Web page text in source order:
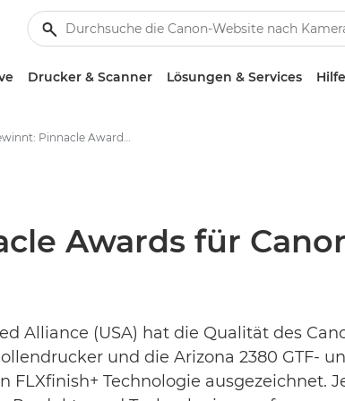
Drucker & Scanner Lösungen & Services
Vier gewinnt: Pinnacle Awards für Canon Large Format Graphics - Canon Presse Center
Awards für
Alliance (USA) hat die Qualität des
und die Arizona 2380 GTF-
FLXfinish+ Technologie ausgezeichnet.